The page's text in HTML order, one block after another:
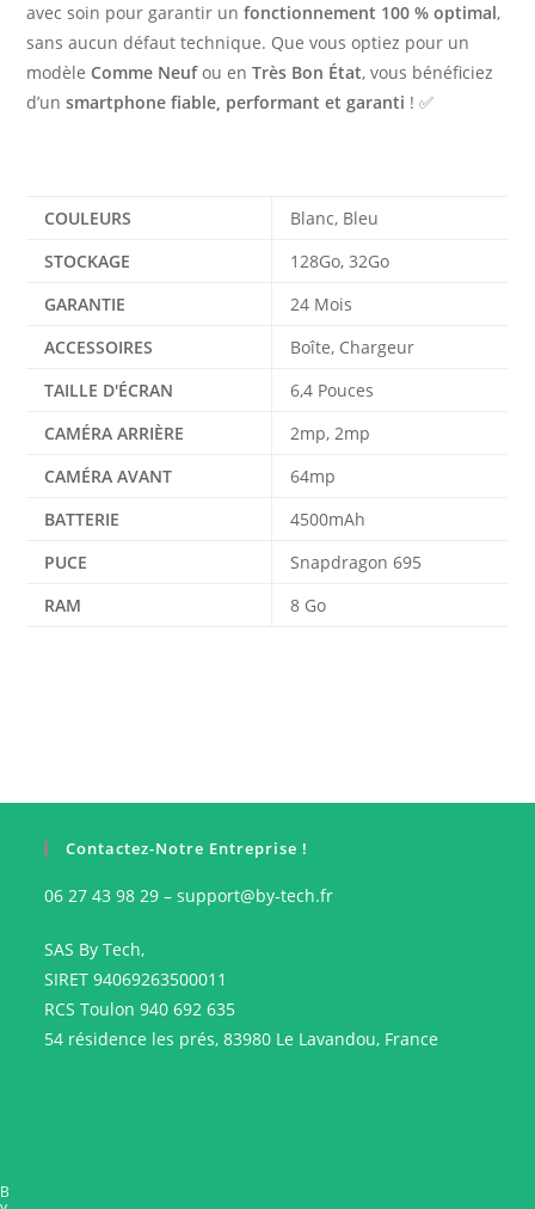
avec soin pour garantir unfonctionnement 100 % optimal,
sans aucun défaut technique. Que vous optiez pour un
modèle Comme Neufou enTrès Bon État, vous bénéficiez
d’unsmartphone fiable, performant et garanti ! ✅
COULEURS
Blanc, Bleu
STOCKAGE
128Go, 32Go
GARANTIE
24 Mois
ACCESSOIRES
Boîte, Chargeur
TAILLE D'ÉCRAN
6,4 Pouces
CAMÉRA ARRIÈRE
2mp, 2mp
CAMÉRA AVANT
64mp
BATTERIE
4500mAh
PUCE
Snapdragon 695
RAM
8 Go
Contactez-Notre Entreprise !
06 27 43 98 29 – support@by-tech.fr
SAS By Tech,
SIRET 94069263500011
RCS Toulon 940 692 635
54 résidence les prés, 83980 Le Lavandou, France
B